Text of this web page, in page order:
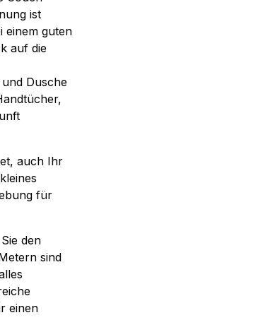
ist
einem guten
auf die
Dusche
auch Ihr
für
den
sind
einen